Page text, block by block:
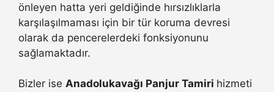
önleyen hatta yeri geldiğinde hırsızlıklarla
karşılaşılmaması için bir tür koruma devresi
olarak da pencerelerdeki fonksiyonunu
sağlamaktadır.
Bizler ise Anadolukavağı Panjur Tamiri hizmeti